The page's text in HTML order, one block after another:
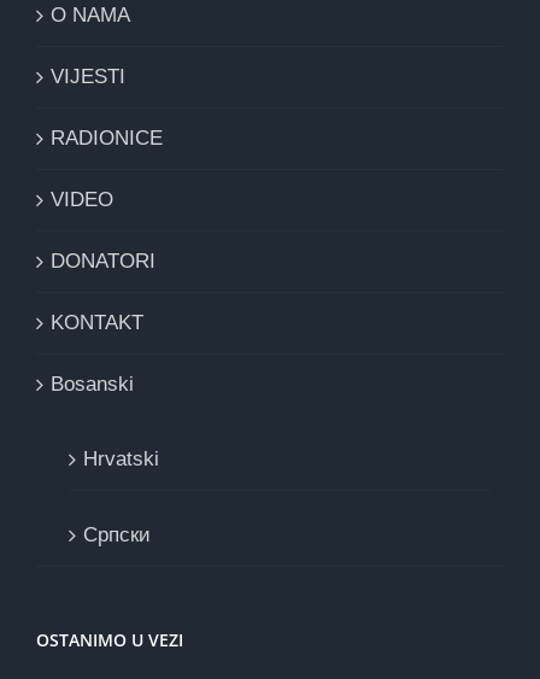
O NAMA
VIJESTI
RADIONICE
VIDEO
DONATORI
KONTAKT
Bosanski
Hrvatski
Cрпски
OSTANIMO U VEZI